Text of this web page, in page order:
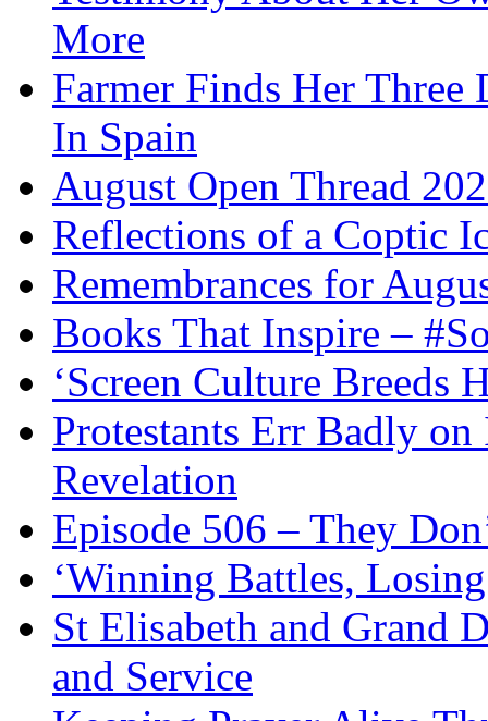
More
Farmer Finds Her
In Spain
August Open Thread
Reflections of a Coptic
Remembrances for
Books That Inspire –
‘Screen Culture Breeds
Protestants Err Badly
Revelation
Episode 506 – They
‘Winning Battles, Losing
St Elisabeth and Grand
and Service